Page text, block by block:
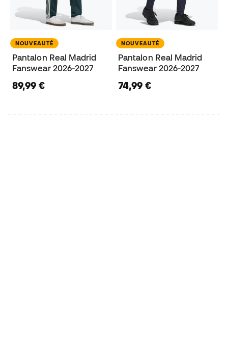
NOUVEAUTÉ
Pantalon Real Madrid
Fanswear 2026-2027
89,99 €
NOUVEAUTÉ
Pantalon Real Madrid
Fanswear 2026-2027
74,99 €